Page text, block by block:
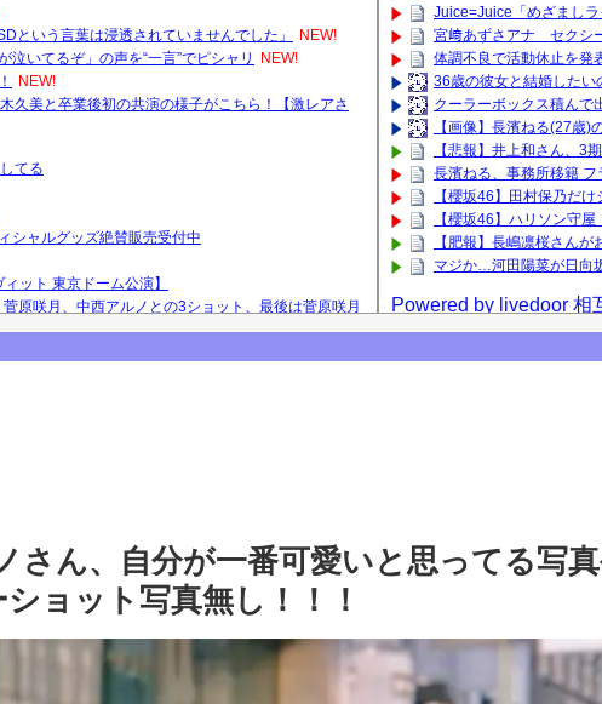
という言葉は浸透されていませんでした」
NEW!
泣いてるぞ」の声を“一言”でピシャリ
NEW!
NEW!
久美と卒業後初の共演の様子がこちら！【激レアさ
てる
シャルグッズ絶賛販売受付中
ット 東京ドーム公演】
原咲月、中西アルノとの3ショット、最後は菅原咲月
Juice=Juice「めざま
宮﨑あずさアナ セクシ
体調不良で活動休止を発
36歳の彼女と結婚した
クーラーボックス積ん
【画像】長濱ねる(27歳
【悲報】井上和さん、3
長濱ねる、事務所移籍
【櫻坂46】田村保乃だ
【櫻坂46】ハリソン守
【肥報】長嶋凛桜さん
マジか…河田陽菜が日向
Powered by livedoor 相
さん、自分が一番可愛いと思ってる写
ョット写真無し！！！